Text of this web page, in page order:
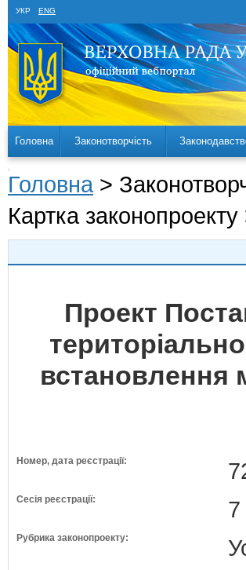
УКР ENG
Головна Законотворчість
Головна >
Картка законопроекту
Проект
встановлення
Номер, дата реєстрації:
Сесія реєстрації: 7
Рубрика законопроекту: